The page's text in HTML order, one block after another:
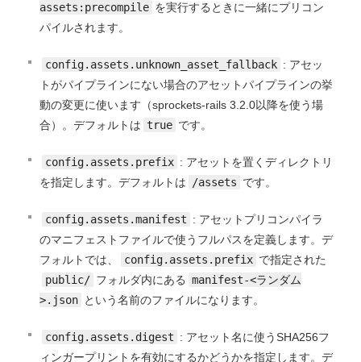
assets:precompile を実行するときに一緒にプリコン
パイルされます。
config.assets.unknown_asset_fallback : アセッ
トがパイプラインにない場合のアセットパイプラインの挙
動の変更に使います（sprockets-rails 3.2.0以降を使う場
合）。デフォルトは true です。
config.assets.prefix : アセットを置くディレクトリ
を指定します。デフォルトは /assets です。
config.assets.manifest : アセットプリコンパイラ
のマニフェストファイルで使うフルパスを定義します。デ
フォルトでは、
config.assets.prefix で指定された
public/ フォルダ内にある manifest-<ランダム
>.json という名前のファイルになります。
config.assets.digest : アセット名に使うSHA256フ
ィンガープリントを有効にするかどうかを指定します。デ